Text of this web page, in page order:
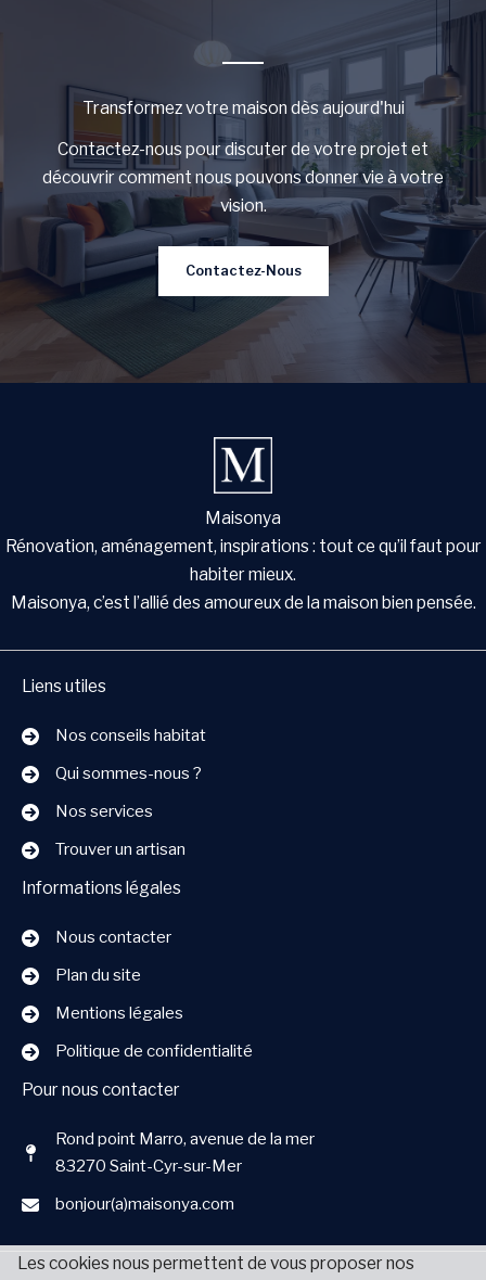
Transformez votre maison dès aujourd'hui
Contactez-nous pour discuter de votre projet et
découvrir comment nous pouvons donner vie à votre
vision.
Contactez-Nous
Maisonya
Rénovation, aménagement, inspirations : tout ce qu’il faut pour
habiter mieux.
Maisonya, c’est l’allié des amoureux de la maison bien pensée.
Liens utiles
Nos conseils habitat
Qui sommes-nous ?
Nos services
Trouver un artisan
Informations légales
Nous contacter
Plan du site
Mentions légales
Politique de confidentialité
Pour nous contacter
Rond point Marro, avenue de la mer
83270 Saint-Cyr-sur-Mer
bonjour(a)maisonya.com
Les cookies nous permettent de vous proposer nos